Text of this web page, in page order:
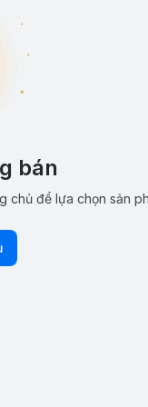
bán
chủ để lựa chọn sản